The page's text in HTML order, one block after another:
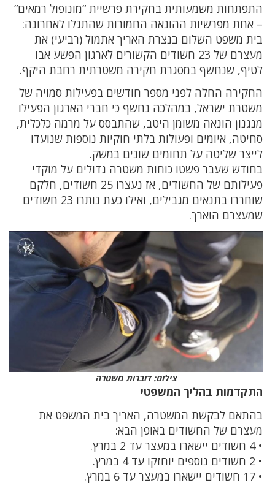
התפתחות משמעותית בחקירת פרשיית “מונופול רמאים”
– אחת מפרשיות ההונאה החמורות שהתגלו לאחרונה:
בית משפט השלום בנצרת האריך אתמול (רביעי) את
מעצרם של 23 חשודים הקשורים לארגון הפשע אבו
לטיף, שנחשף במסגרת חקירה משטרתית רחבת היקף.
החקירה החלה לפני מספר חודשים בפעילות סמויה של
משטרת ישראל, במהלכה נחשף כי חברי הארגון הפעילו
מנגנון הונאה משומן היטב, שהתבסס על מרמה כלכלית,
סחיטה, איומים ופעולות בלתי חוקיות נוספות שנועדו
לייצר שליטה על תחומים שונים במשק.
בחודש שעבר פשטו כוחות משטרה גדולים על מוקדי
פעילותם של החשודים, אז נעצרו 25 חשודים, חלקם
שוחררו בתנאים מגבילים, ואילו כעת נותרו 23 חשודים
שמעצרם הוארך.
צילום: דוברות משטרה
התקדמות בהליך המשפטי
בהתאם לבקשת המשטרה, האריך בית המשפט את
מעצרם של החשודים באופן הבא:
• 4 חשודים יישארו במעצר עד 2 במרץ.
• 2 חשודים נוספים יוחזקו עד 4 במרץ.
• 17 חשודים יישארו במעצר עד 6 במרץ.